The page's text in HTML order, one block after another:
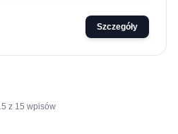
Szczegóły
z 15 wpisów